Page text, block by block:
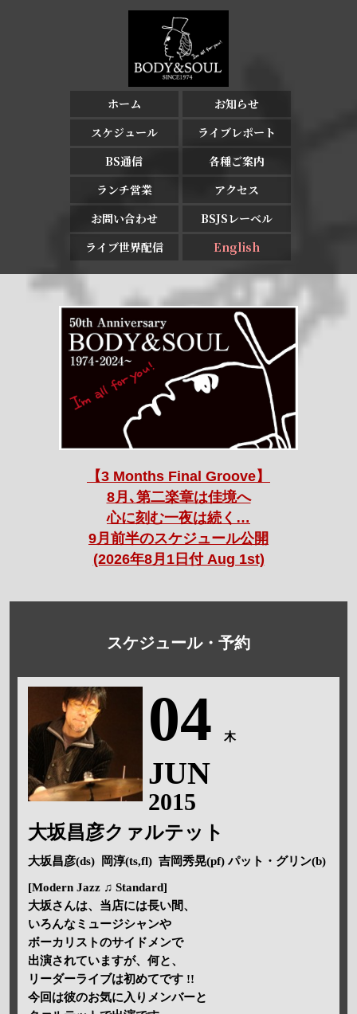
ホーム
お知らせ
スケジュール
ライブレポート
BS通信
各種ご案内
ランチ営業
アクセス
お問い合わせ
BSJSレーベル
ライブ世界配信
English
【3 Months Final Groove】
8月､第二楽章は佳境へ
心に刻む一夜は続く…
9月前半のスケジュール公開
(2026年8月1日付 Aug 1st)
スケジュール・予約
04 木
JUN
2015
大坂昌彦クァルテット
大坂昌彦(ds) 岡淳(ts,fl) 吉岡秀晃(pf) パット・グリン(b)
[Modern Jazz ♫ Standard]
大坂さんは、当店には長い間、
いろんなミュージシャンや
ボーカリストのサイドメンで
出演されていますが、何と、
リーダーライブは初めてです !!
今回は彼のお気に入りメンバーと